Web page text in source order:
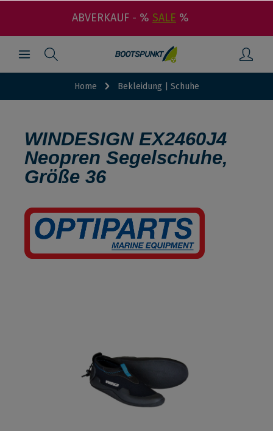
ABVERKAUF - % SALE %
Home Bekleidung | Schuhe
WINDESIGN EX2460J4
Neopren Segelschuhe,
Größe 36